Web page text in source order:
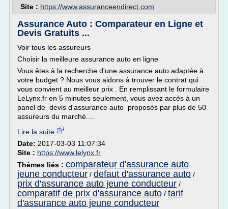
Site : https://www.assuranceendirect.com
Assurance Auto : Comparateur en Ligne et
Devis Gratuits ...
Voir tous les assureurs
Choisir la meilleure assurance auto en ligne
Vous êtes à la recherche d'une assurance auto adaptée à
votre budget ? Nous vous aidons à trouver le contrat qui
vous convient au meilleur prix . En remplissant le formulaire
LeLynx.fr en 5 minutes seulement, vous avez accès à un
panel de devis d'assurance auto proposés par plus de 50
assureurs du marché....
Lire la suite
Date: 2017-03-03 11:07:34
Site : https://www.lelynx.fr
Thèmes liés : comparateur d'assurance auto
jeune conducteur / defaut d'assurance auto /
prix d'assurance auto jeune conducteur /
comparatif de prix d'assurance auto / tarif
d'assurance auto jeune conducteur